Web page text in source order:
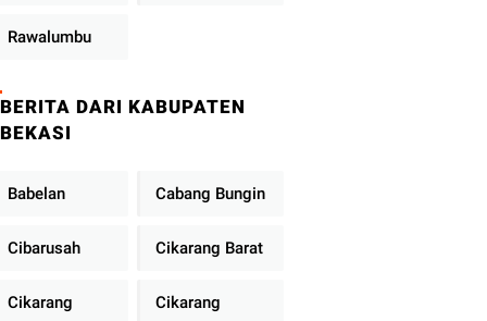
Rawalumbu
BERITA DARI KABUPATEN
BEKASI
Babelan Cabang Bungin
Cibarusah Cikarang Barat
Cikarang
Cikarang